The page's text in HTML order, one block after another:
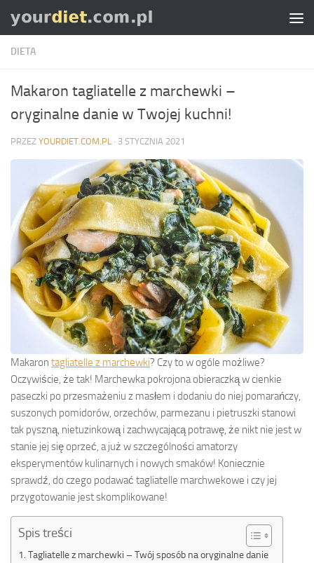
Skip to content
DIETA
Makaron tagliatelle z marchewki –
oryginalne danie w Twojej kuchni!
PRZEZ YOURDIET.COM.PL · 3 STYCZNIA 2021
Makaron tagliatelle z marchewki? Czy to w ogóle możliwe?
Oczywiście, że tak! Marchewka pokrojona obieraczką w cienkie
paseczki po przesmażeniu z masłem i dodaniu do niej pomarańczy,
suszonych pomidorów, orzechów, parmezanu i pietruszki stanowi
tak pyszną, nietuzinkową i zachwycającą potrawę, że nikt nie jest w
stanie jej się oprzeć, a już w szczególności amatorzy
eksperymentów kulinarnych i nowych smaków! Koniecznie
sprawdź, do czego podawać tagliatelle marchwekowe i czy jej
przygotowanie jest skomplikowane!
Spis treści
Tagliatelle z marchewki – Twój sposób na oryginalne danie